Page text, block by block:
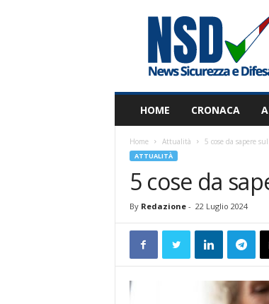
HOME CRONACA
Home Attualità 5 cose da sapere
ATTUALITÀ
5 cose da
By Redazione- 22 Luglio 2024